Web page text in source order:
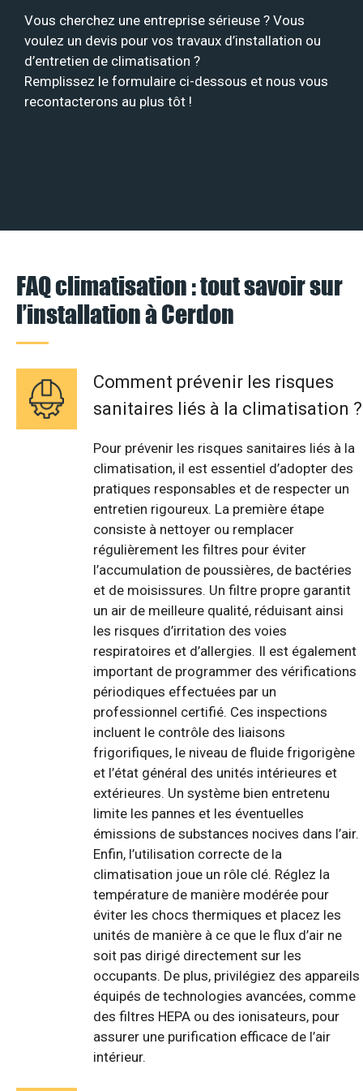
Vous cherchez une entreprise sérieuse ? Vous
voulez un devis pour vos travaux d’installation ou
d’entretien de climatisation ?
Remplissez le formulaire ci-dessous et nous vous
recontacterons au plus tôt !
FAQ climatisation : tout savoir sur
l’installation à Cerdon
Comment prévenir les risques
sanitaires liés à la climatisation ?
Pour prévenir les risques sanitaires liés à la
climatisation, il est essentiel d’adopter des
pratiques responsables et de respecter un
entretien rigoureux. La première étape
consiste à nettoyer ou remplacer
régulièrement les filtres pour éviter
l’accumulation de poussières, de bactéries
et de moisissures. Un filtre propre garantit
un air de meilleure qualité, réduisant ainsi
les risques d’irritation des voies
respiratoires et d’allergies. Il est également
important de programmer des vérifications
périodiques effectuées par un
professionnel certifié. Ces inspections
incluent le contrôle des liaisons
frigorifiques, le niveau de fluide frigorigène
et l’état général des unités intérieures et
extérieures. Un système bien entretenu
limite les pannes et les éventuelles
émissions de substances nocives dans l’air.
Enfin, l’utilisation correcte de la
climatisation joue un rôle clé. Réglez la
température de manière modérée pour
éviter les chocs thermiques et placez les
unités de manière à ce que le flux d’air ne
soit pas dirigé directement sur les
occupants. De plus, privilégiez des appareils
équipés de technologies avancées, comme
des filtres HEPA ou des ionisateurs, pour
assurer une purification efficace de l’air
intérieur.